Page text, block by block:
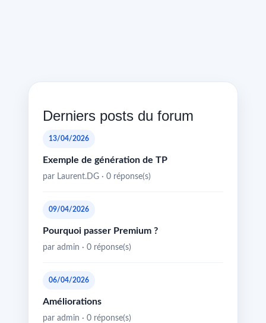
Derniers posts du forum
13/04/2026
Exemple de génération de TP
par Laurent.DG · 0 réponse(s)
09/04/2026
Pourquoi passer Premium ?
par admin · 0 réponse(s)
06/04/2026
Améliorations
par admin · 0 réponse(s)